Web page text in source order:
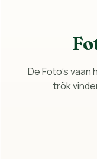
De Foto's vaan
trök